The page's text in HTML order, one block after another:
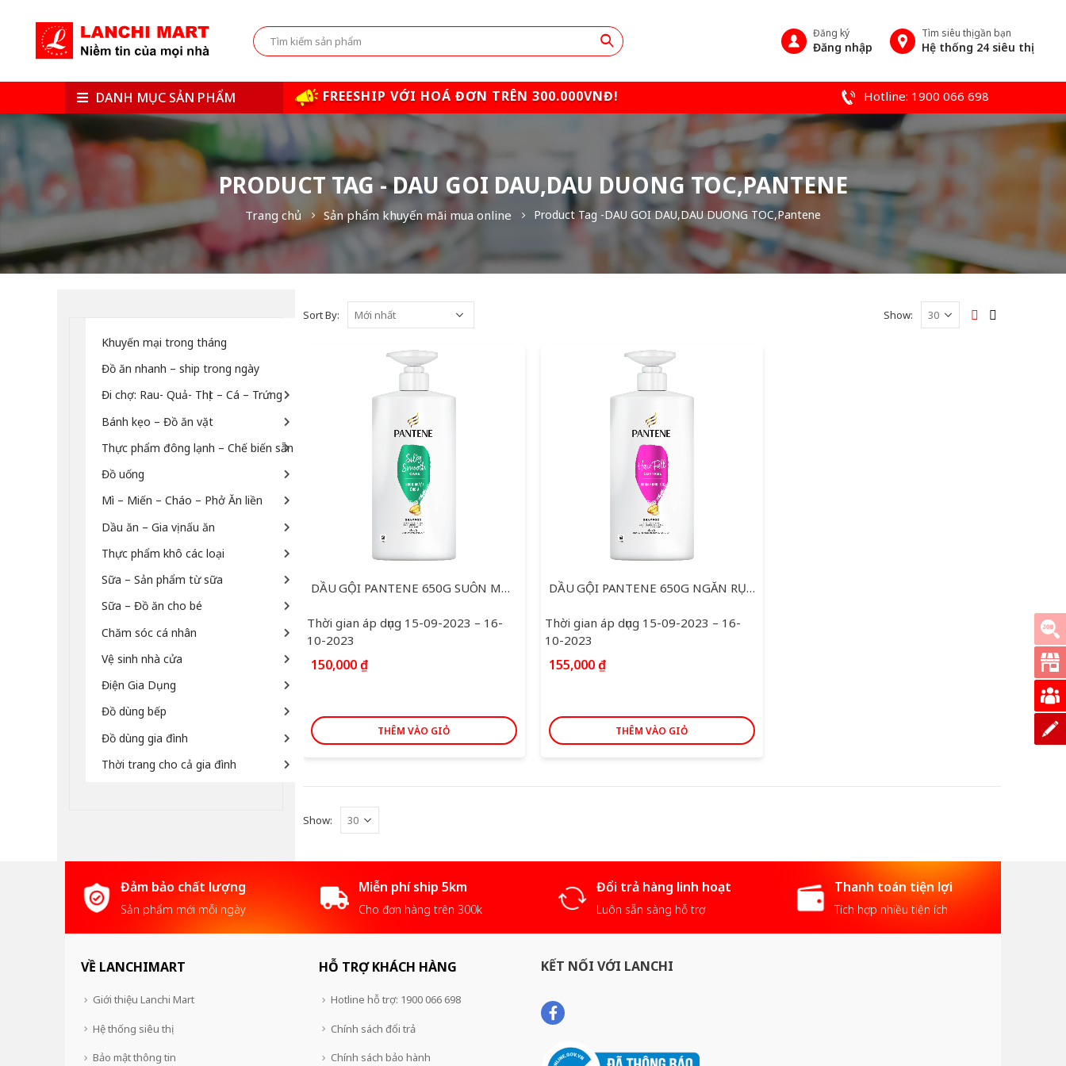
Đăng ký
Đăng nhập
Tìm siêu thị gần bạn
Hệ thống 24 siêu thị
DANH MỤC SẢN PHẨM FREESHIP VỚI HOÁ ĐƠN TRÊN 300.000VNĐ! Hotline: 1900 066 698
PRODUCT TAG - DAU GOI DAU,DAU DUONG TOC,PANTENE
Trang chủ Sản phẩm khuyến mãi mua online Product Tag -DAU GOI DAU,DAU DUONG TOC,Pantene
Sort By: Show:
DẦU GỘI PANTENE 650G SUÔN MƯỢT ÓNG Ả
Thời gian áp dụng 15-09-2023 – 16-
10-2023
150,000₫
THÊM VÀO GIỎ
DẦU GỘI PANTENE 650G NGĂN RỤNG TÓC
Thời gian áp dụng 15-09-2023 – 16-
10-2023
155,000₫
THÊM VÀO GIỎ
Show:
Khuyến mại trong tháng
Đồ ăn nhanh – ship trong ngày
Đi chợ: Rau- Quả- Thịt – Cá – Trứng
Bánh kẹo – Đồ ăn vặt
Thực phẩm đông lạnh – Chế biến sẵn
Đồ uống
Mì – Miến – Cháo – Phở Ăn liền
Dầu ăn – Gia vị nấu ăn
Thực phẩm khô các loại
Sữa – Sản phẩm từ sữa
Sữa – Đồ ăn cho bé
Chăm sóc cá nhân
Vệ sinh nhà cửa
Điện Gia Dụng
Đồ dùng bếp
Đồ dùng gia đình
Thời trang cho cả gia đình
Đảm bảo chất lượng
Sản phẩm mới mỗi ngày
Miễn phí ship 5km
Cho đơn hàng trên 300k
Đổi trả hàng linh hoạt
Luôn sẵn sàng hỗ trợ
Thanh toán tiện lợi
Tích hợp nhiều tiện ích
VỀ LANCHIMART
Giới thiệu Lanchi Mart
Hệ thống siêu thị
Bảo mật thông tin
HỖ TRỢ KHÁCH HÀNG
Hotline hỗ trợ: 1900 066 698
Chính sách đổi trả
Chính sách bảo hành
KẾT NỐI VỚI LANCHI